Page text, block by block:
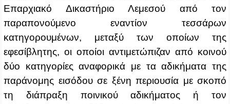
Επαρχιακό Δικαστήριο Λεμεσού από τον
παραπονούμενο εναντίον τεσσάρων
κατηγορουμένων, μεταξύ των οποίων της
εφεσίβλητης, οι οποίοι αντιμετώπιζαν από κοινού
δύο κατηγορίες αναφορικά με τα αδικήματα της
παράνομης εισόδου σε ξένη περιουσία με σκοπό
τη διάπραξη ποινικού αδικήματος ή τον